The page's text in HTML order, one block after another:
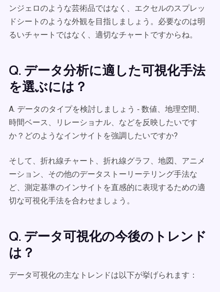
ンジェロのような芸術品ではなく、エクセルのスプレッ
ドシートのような外観を目指しましょう。必要なのは明
るいチャートではなく、適切なチャートですからね。
Q. データ分析に適した可視化手法
を選ぶには？
A. データのタイプを検討しましょう ‐ 数値、地理空間、
時間ベース、リレーショナル、などを反映したいです
か？どのようなインサイトを強調したいですか?
そして、折れ線チャート、折れ線グラフ、地図、アニメ
ーション、その他のデータストーリーテリング手法な
ど、測定基準のインサイトを直感的に表現するための適
切な可視化手法を合わせましょう。
Q. データ可視化の今後のトレンド
は？
データ可視化の主なトレンドは以下が挙げられます：